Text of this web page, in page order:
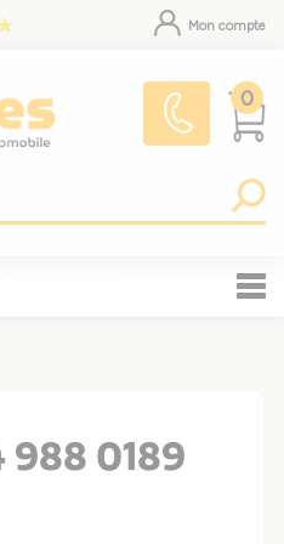
Mon compte
0
988 0189